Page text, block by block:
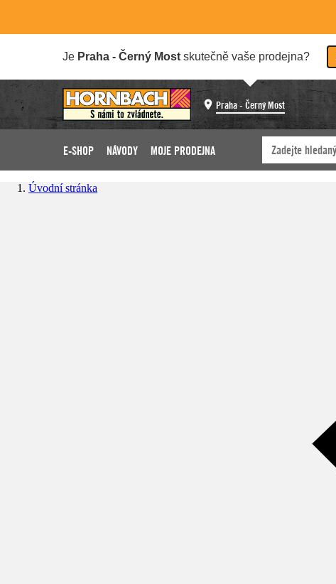
Je Praha - Černý Most skutečně vaše prodejna?
Praha - Černý Most
E-SHOP NÁVODY MOJE PRODEJNA
Úvodní stránka